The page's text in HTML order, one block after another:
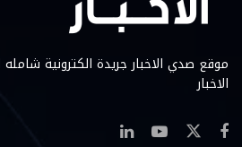
موقع صدي الاخبار جريدة الكترونية
الاخبار